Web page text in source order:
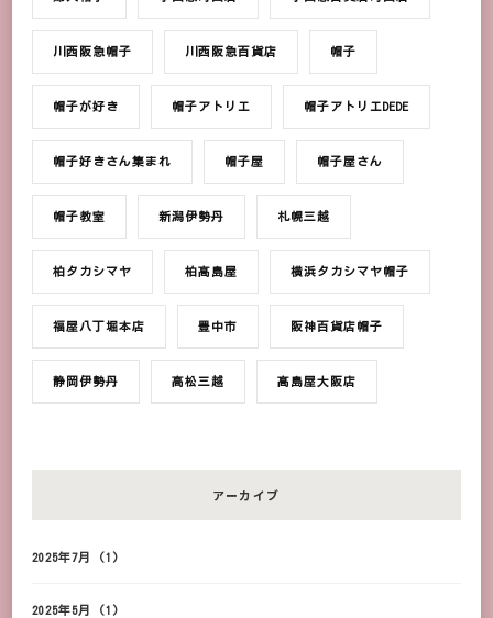
川西阪急帽子 川西阪急百貨店 帽子
帽子が好き 帽子アトリエ 帽子アトリエDEDE
帽子好きさん集まれ 帽子屋 帽子屋さん
帽子教室 新潟伊勢丹 札幌三越
柏タカシマヤ 柏髙島屋 横浜タカシマヤ帽子
福屋八丁堀本店 豊中市 阪神百貨店帽子
静岡伊勢丹 高松三越 髙島屋大阪店
アーカイブ
2025年7月 (1)
2025年5月 (1)